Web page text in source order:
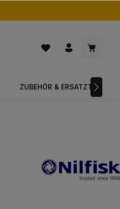
ZUBEHÖR & ERSATZTEILE